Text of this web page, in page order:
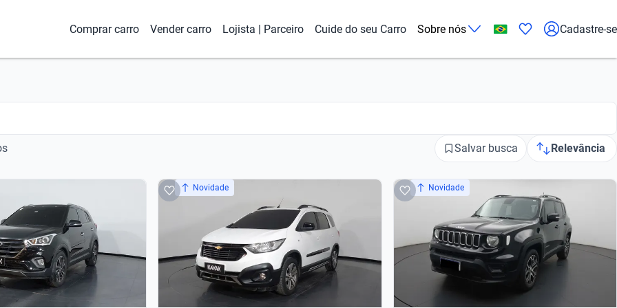
Comprar carro Vender carro Lojista | Parceiro Cuide do seu Carro Sobre nós Cadastre-se
Salvar busca Relevância
Novidade Novidade